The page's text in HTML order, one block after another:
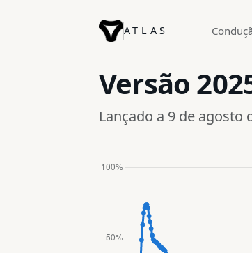
ATLAS
Versão
Lançado a 9 de agosto